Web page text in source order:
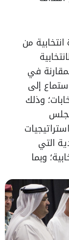
من
في
إلى
وذلك
التي
وبما